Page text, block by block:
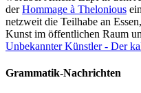
derHommage à Thelonious
netzweit die Teilhabe an
Kunst im öffentlichen Raum
Unbekannter Künstler - Der
Grammatik-Nachrichten